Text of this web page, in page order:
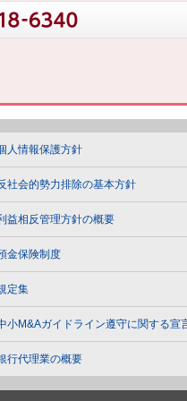
人情報保護方針
社会的勢力排除の基本方針
益相反管理方針の概要
金保険制度
定集
小M&Aガイドライン遵守に関する宣
行代理業の概要